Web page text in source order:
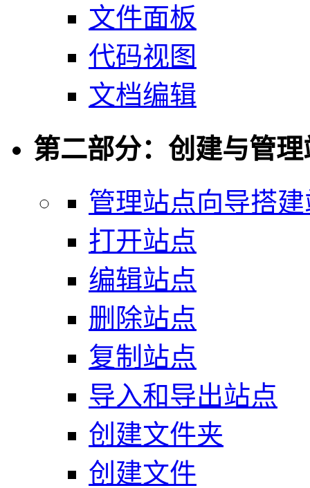
文件面板
代码视图
文档编辑
第二部分：创建与管理
管理站点向导搭
打开站点
编辑站点
删除站点
复制站点
导入和导出站点
创建文件夹
创建文件